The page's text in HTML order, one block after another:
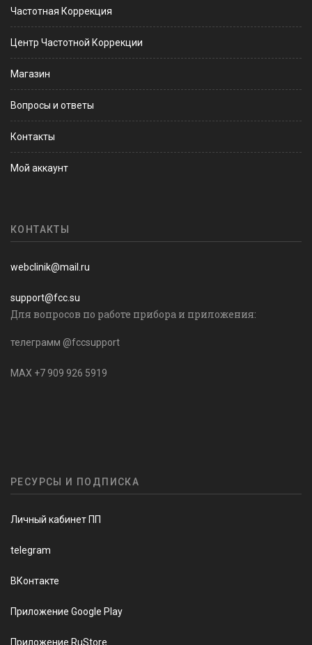
Частотная Коррекция
Центр Частотной Коррекции
Магазин
Вопросы и ответы
Контакты
Мой аккаунт
КОНТАКТЫ
webclinik@mail.ru
support@fcc.su
Для вопросов по работе прибора и приложения:
телеграмм @fccsupport
MAX +7 909 926 5919
РЕСУРСЫ И ПОДПИСКА
Личный кабинет ПП
telegram
ВКонтакте
Приложение Google Play
Приложение RuStore